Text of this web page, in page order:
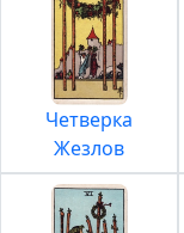
Четверка
Жезлов